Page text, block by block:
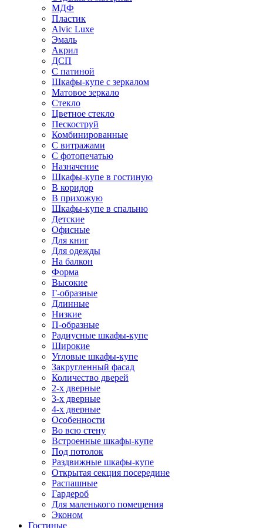
МДФ
Пластик
Alvic Luxe
Эмаль
Акрил
ДСП
С патиной
Шкафы-купе с зеркалом
Матовое зеркало
Стекло
Цветное стекло
Пескоструй
Комбинированные
С витражами
С фотопечатью
Назначение
Шкафы-купе в гостиную
В коридор
В прихожую
Шкафы-купе в спальню
Детские
Офисные
Для книг
Для одежды
На балкон
Форма
Высокие
Г-образные
Длинные
Низкие
П-образные
Радиусные шкафы-купе
Широкие
Угловые шкафы-купе
Закругленный фасад
Количество дверей
2-х дверные
3-х дверные
4-х дверные
Особенности
Во всю стену
Встроенные шкафы-купе
Под потолок
Раздвижные шкафы-купе
Открытая секция посередине
Распашные
Гардероб
Для маленького помещения
Эконом
Гостиные